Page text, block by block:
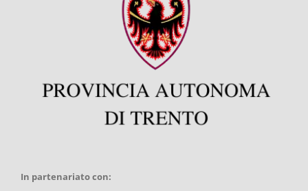
In partenariato con: